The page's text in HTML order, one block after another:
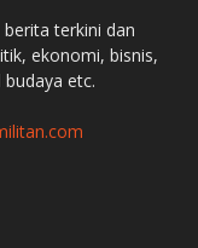
terkini dan
ekonomi, bisnis,
etc.